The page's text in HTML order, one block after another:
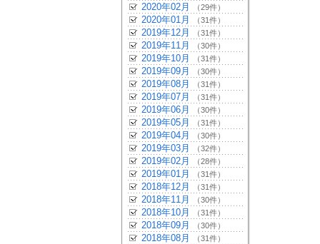
2020年02月 （29件）
2020年01月 （31件）
2019年12月 （31件）
2019年11月 （30件）
2019年10月 （31件）
2019年09月 （30件）
2019年08月 （31件）
2019年07月 （31件）
2019年06月 （30件）
2019年05月 （31件）
2019年04月 （30件）
2019年03月 （32件）
2019年02月 （28件）
2019年01月 （31件）
2018年12月 （31件）
2018年11月 （30件）
2018年10月 （31件）
2018年09月 （30件）
2018年08月 （31件）